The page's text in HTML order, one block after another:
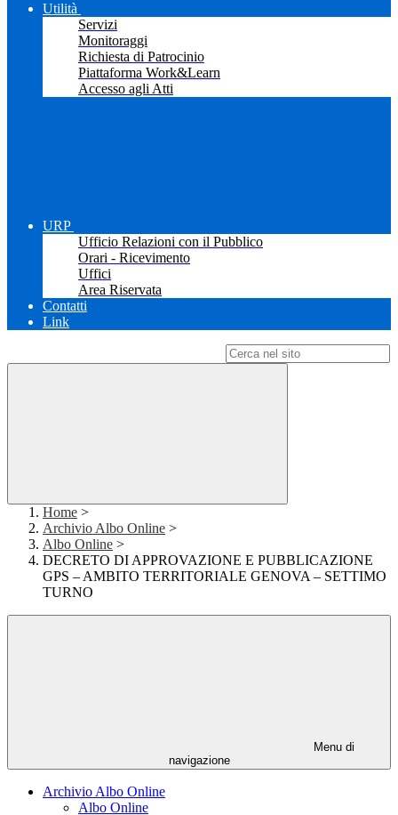
Utilità
Servizi
Monitoraggi
Richiesta di Patrocinio
Piattaforma Work&Learn
Accesso agli Atti
URP
Ufficio Relazioni con il Pubblico
Orari - Ricevimento
Uffici
Area Riservata
Contatti
Link
Home >
Archivio Albo Online >
Albo Online >
DECRETO DI APPROVAZIONE E PUBBLICAZIONE
GPS – AMBITO TERRITORIALE GENOVA – SETTIMO
TURNO
Menu di
navigazione
Archivio Albo Online
Albo Online